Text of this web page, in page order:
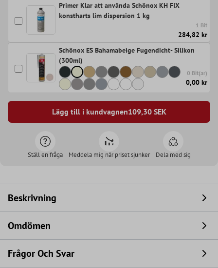
Primer Klar att använda Schönox KH FIX
konstharts lim dispersion 1 kg
1 Bit
284,82 kr
Schönox ES Bahamabeige Fugendicht- Silikon
(300ml)
0 Bit(ar)
0,00 kr
Lägg till i kundvagnen109,30SEK
Ställ en fråga Meddela mig när priset sjunker Dela med sig
Beskrivning
Omdömen
Frågor Och Svar